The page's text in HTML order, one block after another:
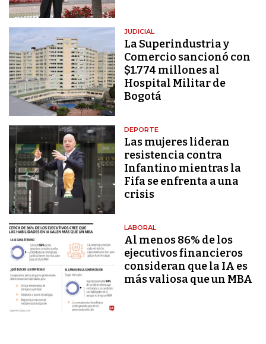
JUDICIAL
La Superindustria y
Comercio sancionó con
$1.774 millones al
Hospital Militar de
Bogotá
DEPORTE
Las mujeres lideran
resistencia contra
Infantino mientras la
Fifa se enfrenta a una
crisis
LABORAL
Al menos 86% de los
ejecutivos financieros
consideran que la IA es
más valiosa que un MBA